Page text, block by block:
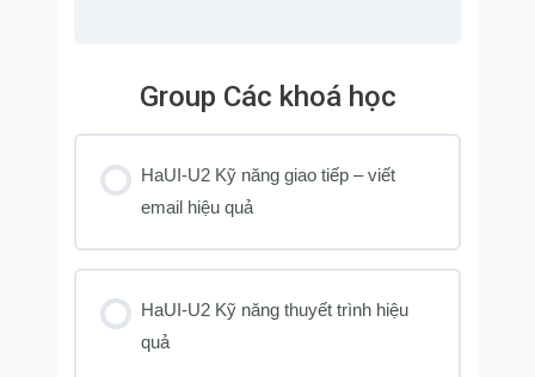
Group Các khoá học
HaUI-U2 Kỹ năng giao tiếp – viết
email hiệu quả
0% COMPLETE 0/0 Steps
HaUI-U2 Kỹ năng thuyết trình hiệu
quả